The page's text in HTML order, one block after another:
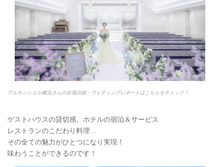
アルカンシエル横浜さんの会場詳細・ウェディングレポートはこちらをチェック！
ゲストハウスの貸切感、ホテルの宿泊＆サービス
レストランのこだわり料理…
その全ての魅力がひとつになり実現！
味わうことができるのです！